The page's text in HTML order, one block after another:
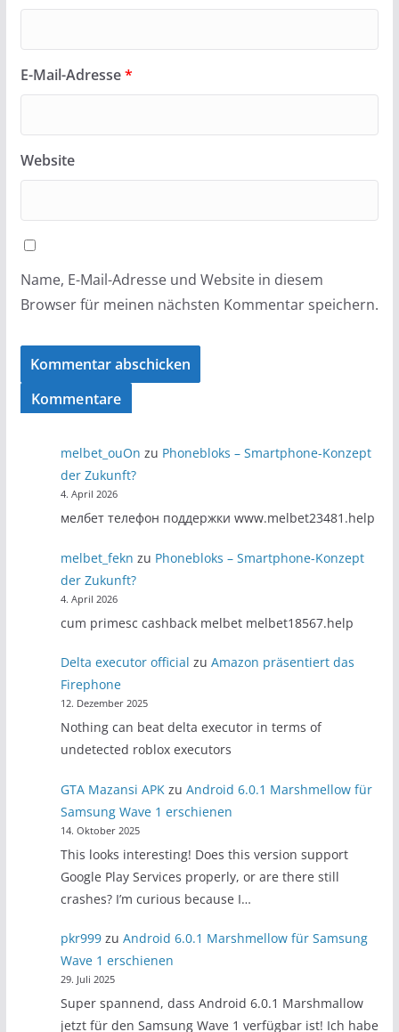
E-Mail-Adresse*
Website
Name, E-Mail-Adresse und Website in diesem
Browser für meinen nächsten Kommentar speichern.
Kommentare
melbet_ouOn zu Phonebloks – Smartphone-Konzept
der Zukunft?
4. April 2026
мелбет телефон поддержки www.melbet23481.help
melbet_fekn zu Phonebloks – Smartphone-Konzept
der Zukunft?
4. April 2026
cum primesc cashback melbet melbet18567.help
Delta executor official zuAmazon präsentiert das
Firephone
12. Dezember 2025
Nothing can beat delta executor in terms of
undetected roblox executors
GTA Mazansi APK zuAndroid 6.0.1 Marshmellow für
Samsung Wave 1 erschienen
14. Oktober 2025
This looks interesting! Does this version support
Google Play Services properly, or are there still
crashes? I’m curious because I…
pkr999 zuAndroid 6.0.1 Marshmellow für Samsung
Wave 1 erschienen
29. Juli 2025
Super spannend, dass Android 6.0.1 Marshmallow
jetzt für den Samsung Wave 1 verfügbar ist! Ich habe